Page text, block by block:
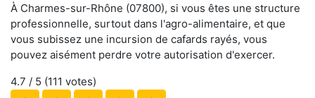
À Charmes-sur-Rhône (07800), si vous êtes une structure
professionnelle, surtout dans l'agro-alimentaire, et que
vous subissez une incursion de cafards rayés, vous
pouvez aisément perdre votre autorisation d'exercer.
4.7 / 5 (111 votes)